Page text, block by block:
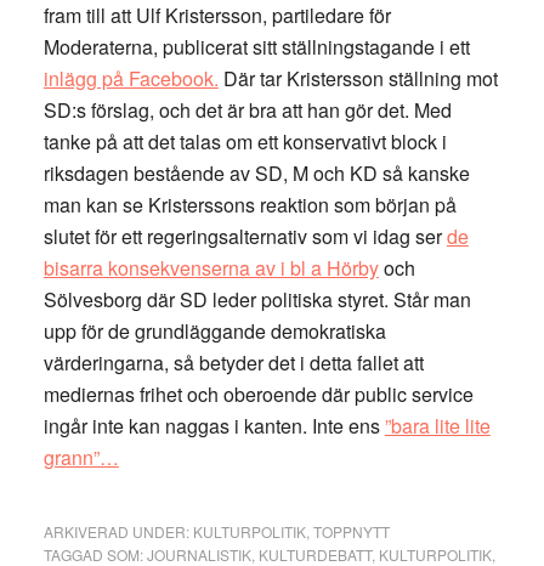
fram till att Ulf Kristersson, partiledare för
Moderaterna, publicerat sitt ställningstagande i ett
inlägg på Facebook. Där tar Kristersson ställning mot
SD:s förslag, och det är bra att han gör det. Med
tanke på att det talas om ett konservativt block i
riksdagen bestående av SD, M och KD så kanske
man kan se Kristerssons reaktion som början på
slutet för ett regeringsalternativ som vi idag serde
bisarra konsekvenserna av i bl a Hörbyoch
Sölvesborg där SD leder politiska styret. Står man
upp för de grundläggande demokratiska
värderingarna, så betyder det i detta fallet att
mediernas frihet och oberoende där public service
ingår inte kan naggas i kanten. Inte ens”bara lite lite
grann”…
ARKIVERAD UNDER: KULTURPOLITIK, TOPPNYTT
TAGGAD SOM:JOURNALISTIK, KULTURDEBATT, KULTURPOLITIK,